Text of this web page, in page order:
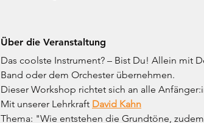
Über die Veranstaltung
Das coolste Instrument? – Bist Du! Allein mit
Band oder dem Orchester übernehmen.
Dieser Workshop richtet sich an alle
Mit unserer Lehrkraft David Kahn
Thema: "Wie entstehen die Grundtöne,